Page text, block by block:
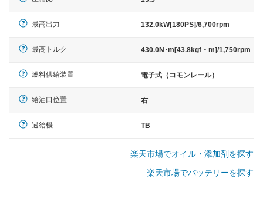
最高出力 132.0kW[180PS]/6,700rpm
最高トルク 430.0N･m[43.8kgf・m]/1,750rpm
燃料供給装置 電子式（コモンレール）
給油口位置 右
過給機 TB
楽天市場でオイル・添加剤を探す
楽天市場でバッテリーを探す